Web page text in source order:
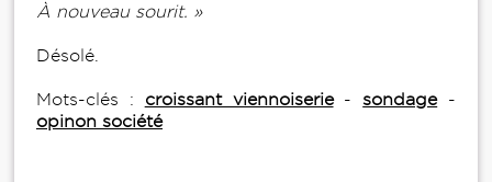
À nouveau sourit. »
Désolé.
Mots-clés : croissant viennoiserie-sondage-
opinon société